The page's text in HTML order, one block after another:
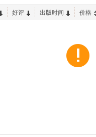
好评 出版时间 价格